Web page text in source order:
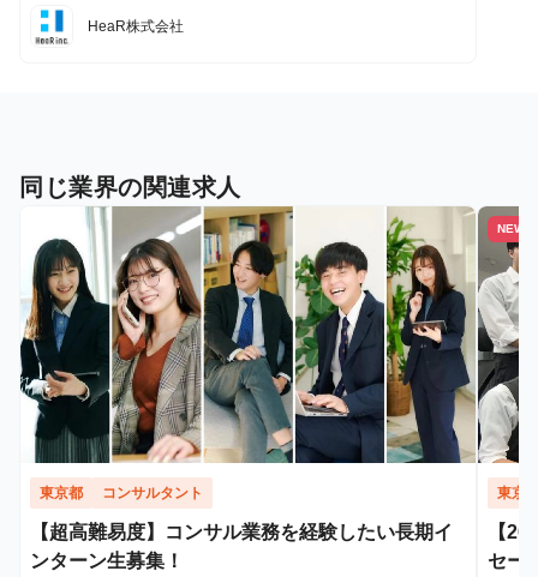
HeaR株式会社
同じ業界の関連求人
東京都 コンサルタント
【超高難易度】コンサル業務を経験したい長期イ
ンターン生募集！
NEW
東京
【
セー